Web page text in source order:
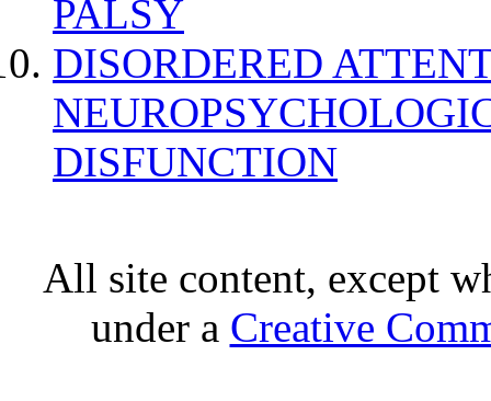
PALSY
DISORDERED
DISFUNCTION
All site content, except
under a Creative